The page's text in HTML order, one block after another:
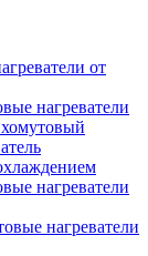
от
нагреватели
нагреватели
нагреватели